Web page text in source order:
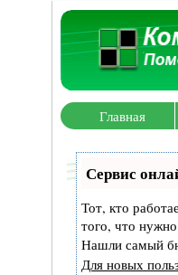
Главная
Сервис
Тот, кто
того, что
Нашли самый
Для новых